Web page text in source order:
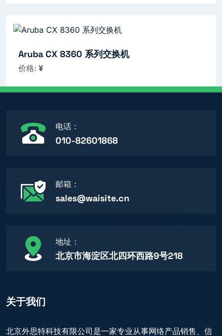
Aruba CX 8360 系列交换机
价格: ¥
电话：
010-82601868
邮箱：
sales@waisite.cn
地址：
北京市海淀区北四环西路9号218
关于我们
北京外思特科技有限公司是一家专业从事网络产品销售、信